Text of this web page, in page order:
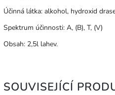
Účinná látka: alkohol, hydroxid
Spektrum účinnosti: A, (B), T, (V)
Obsah: 2,5l lahev.
SOUVISEJÍCÍ